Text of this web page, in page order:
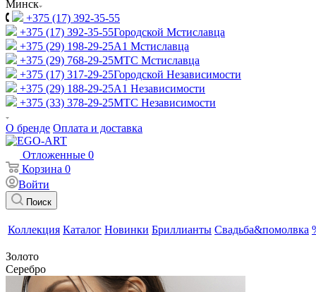
Минск
+375 (17) 392-35-55
+375 (17) 392-35-55Городской Мстиславца
+375 (29) 198-29-25A1 Мстиславца
+375 (29) 768-29-25МТС Мстиславца
+375 (17) 317-29-25Городской Независимости
+375 (29) 188-29-25A1 Независимости
+375 (33) 378-29-25МТС Независимости
О бренде Оплата и доставка
Отложенные 0
Корзина 0
Войти
Поиск
Коллекция Каталог Новинки Бриллианты Свадьба&помолвка
Золото
Серебро